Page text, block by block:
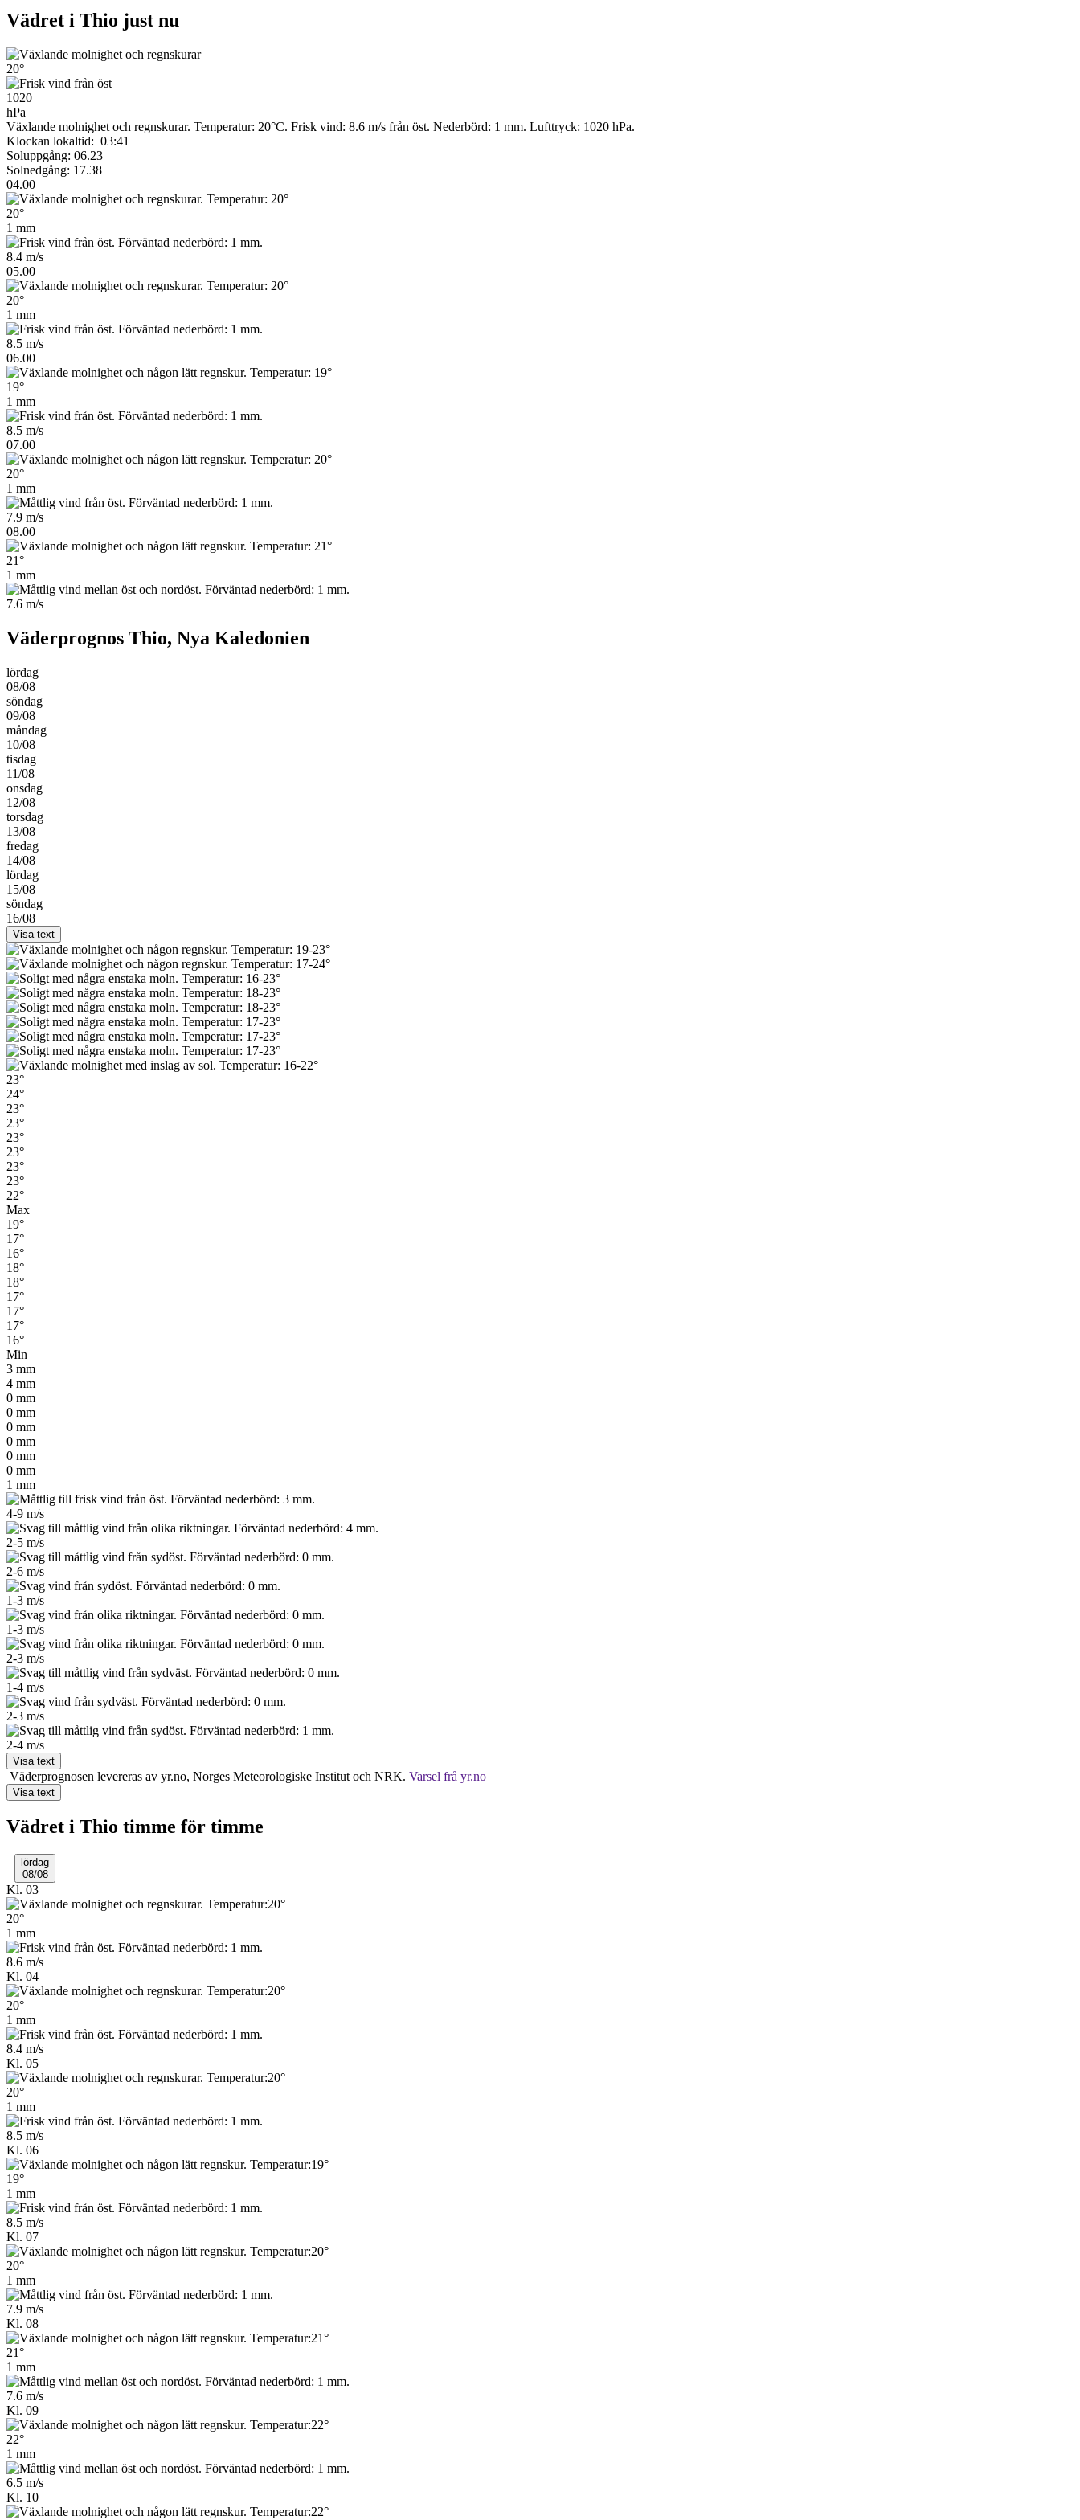
Vädret i Thio just nu
20°
1020
hPa
Växlande molnighet och regnskurar. Temperatur: 20°C. Frisk vind: 8.6 m/s från öst. Nederbörd: 1 mm. Lufttryck: 1020 hPa.
Klockan lokaltid: 03:41
Soluppgång: 06.23
Solnedgång: 17.38
04.00
20°
1 mm
8.4 m/s
05.00
20°
1 mm
8.5 m/s
06.00
19°
1 mm
8.5 m/s
07.00
20°
1 mm
7.9 m/s
08.00
21°
1 mm
7.6 m/s
Väderprognos Thio, Nya Kaledonien
lördag
08/08
söndag
09/08
måndag
10/08
tisdag
11/08
onsdag
12/08
torsdag
13/08
fredag
14/08
lördag
15/08
söndag
16/08
Visa text
23°
24°
23°
23°
23°
23°
23°
23°
22°
Max
19°
17°
16°
18°
18°
17°
17°
17°
16°
Min
3 mm
4 mm
0 mm
0 mm
0 mm
0 mm
0 mm
0 mm
1 mm
4-9 m/s
2-5 m/s
2-6 m/s
1-3 m/s
1-3 m/s
2-3 m/s
1-4 m/s
2-3 m/s
2-4 m/s
Visa text
Väderprognosen levereras av yr.no, Norges Meteo­rologiske Institut och NRK. Varsel frå yr.no
Visa text
Vädret i Thio timme för timme
lördag
08/08
Kl. 03
20°
1 mm
8.6 m/s
Kl. 04
20°
1 mm
8.4 m/s
Kl. 05
20°
1 mm
8.5 m/s
Kl. 06
19°
1 mm
8.5 m/s
Kl. 07
20°
1 mm
7.9 m/s
Kl. 08
21°
1 mm
7.6 m/s
Kl. 09
22°
1 mm
6.5 m/s
Kl. 10